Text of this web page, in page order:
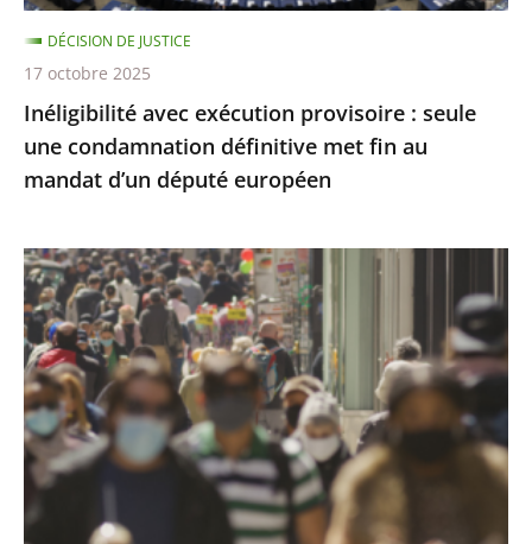
met
fin
au
mandat
d’un
député
Inéligibilité avec exécution provisoire : seule
une condamnation définitive met fin au
mandat d’un député européen
DÉCISION DE JUSTICE
17 octobre 2025
Covid-
19
:
l’État
a
respecté
ses
obligations
légales